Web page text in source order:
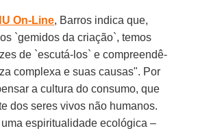
On-Line, Barros indica que,
`gemidos da criação`, temos
de `escutá-los` e compreendê-
complexa e suas causas". Por
a cultura do consumo, que
dos seres vivos não humanos.
espiritualidade ecológica –